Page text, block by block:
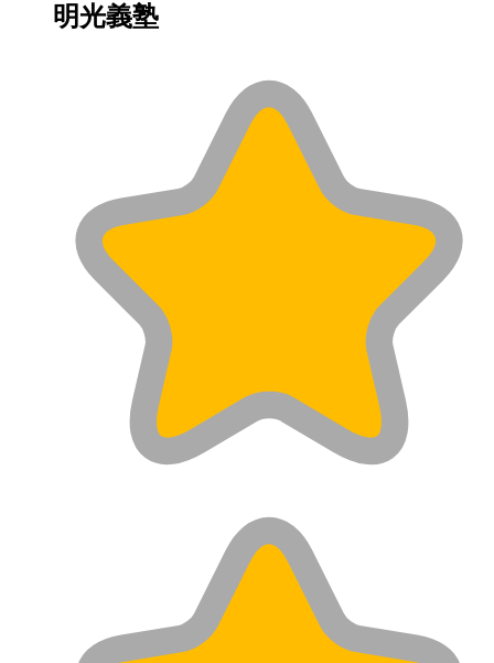
明光義塾